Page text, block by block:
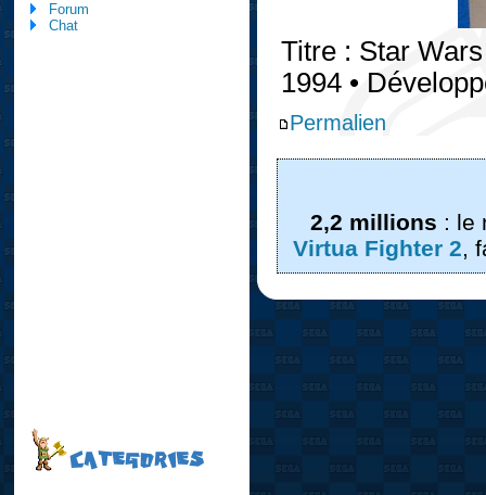
Titre : Star
1994 •
Permalien
2,2 millions : le
Virtua Fighter 2,
Forum
Chat
CATEGORIES